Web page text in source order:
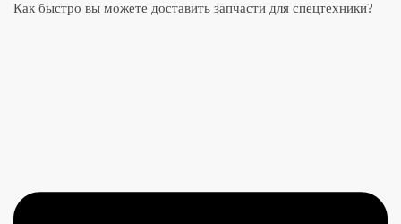
Как быстро вы можете доставить запчасти для спецтехники?